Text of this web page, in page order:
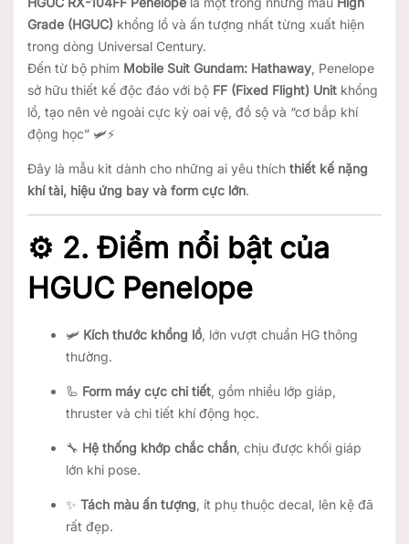
Grade (HGUC) khổng lồ và ấn tượng nhất từng xuất hiện
trong dòng Universal Century.
Đến từ bộ phim Mobile Suit Gundam: Hathaway, Penelope
sở hữu thiết kế độc đáo với bộ FF (Fixed Flight) Unit khổng
lồ, tạo nên vẻ ngoài cực kỳ oai vệ, đồ sộ và “cơ bắp khí
động học” 🛩️⚡
Đây là mẫu kit dành cho những ai yêu thích thiết kế nặng
khí tài, hiệu ứng bay và form cực lớn.
⚙️ 2. Điểm nổi bật của
HGUC Penelope
🛩️ Kích thước khổng lồ, lớn vượt chuẩn HG thông
thường.
🦾 Form máy cực chi tiết, gồm nhiều lớp giáp,
thruster và chi tiết khí động học.
🔧 Hệ thống khớp chắc chắn, chịu được khối giáp
lớn khi pose.
✨ Tách màu ấn tượng, ít phụ thuộc decal, lên kệ đã
rất đẹp.